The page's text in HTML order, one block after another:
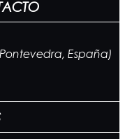
España)